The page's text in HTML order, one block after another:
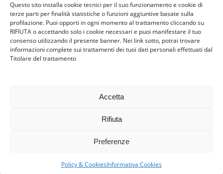
Questo sito installa cookie tecnici per il suo funzionamento e cookie di
terze parti per finalità statistiche o funzioni aggiuntive basate sulla
profilazione. Puoi opporti in ogni momento al trattamento cliccando su
RIFIUTA o accettando solo i cookie necessari e puoi manifestare il tuo
consenso utilizzando il presente banner. Nei link sotto, potrai trovare
informazioni complete sui trattamenti dei tuoi dati personali effettuati dal
Titolare del trattamento
Accetta
Rifiuta
Preferenze
Policy & CookiesInformativa Cookies
Famiglie per l’accoglienza nel mondo